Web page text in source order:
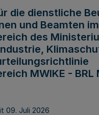
die dienstliche
und Beamten im
des
MWIKE - BRL
09. Juli 2026